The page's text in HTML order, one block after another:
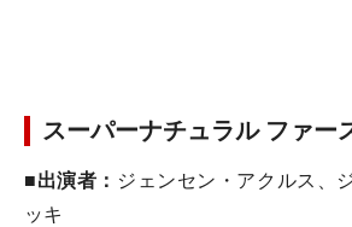
スーパーナチュラル ファー
■出演者： ジェンセン・アクルス、
ッキ